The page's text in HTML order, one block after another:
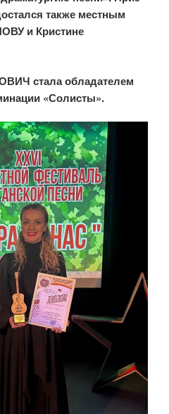
также местным
и Кристине
стала обладателем
«Солисты».